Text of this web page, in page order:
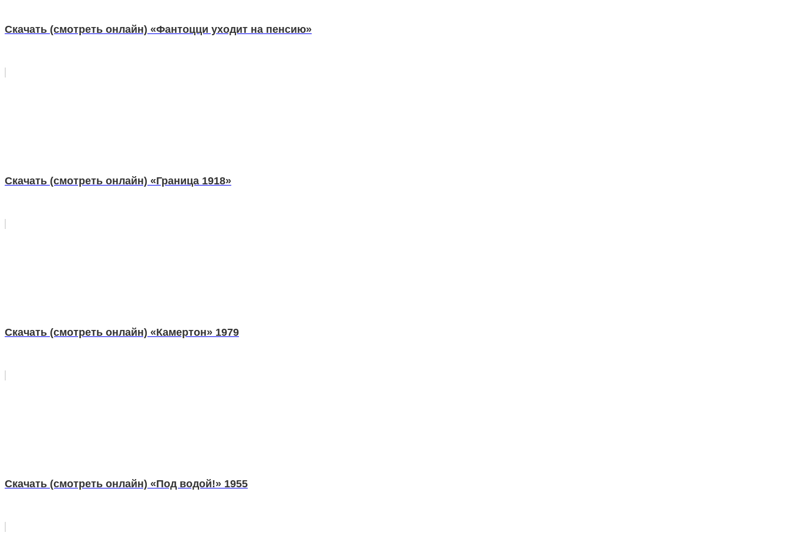
Скачать (смотреть онлайн) «Фантоцци уходит на пенсию»
Скачать (смотреть онлайн) «Граница 1918»
Скачать (смотреть онлайн) «Камертон» 1979
Скачать (смотреть онлайн) «Под водой!» 1955